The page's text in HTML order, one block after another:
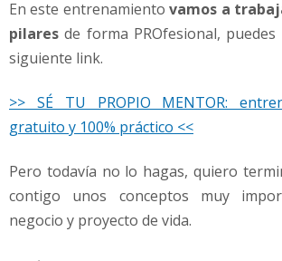
En este entrenamientovamos a
pilares de forma PROfesional,
siguiente link.
>> SÉ TU PROPIO MENTOR:
gratuito y 100% práctico <<
Pero todavía no lo hagas, quiero
contigo unos conceptos muy
negocio y proyecto de vida.